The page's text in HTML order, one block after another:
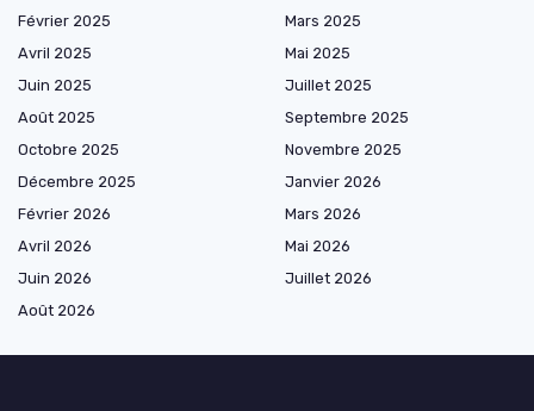
Février 2025
Mars 2025
Avril 2025
Mai 2025
Juin 2025
Juillet 2025
Août 2025
Septembre 2025
Octobre 2025
Novembre 2025
Décembre 2025
Janvier 2026
Février 2026
Mars 2026
Avril 2026
Mai 2026
Juin 2026
Juillet 2026
Août 2026